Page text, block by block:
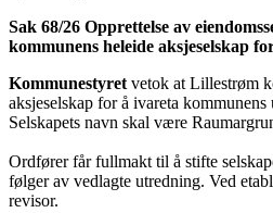
Sak 68/26 Opprettelse av
kommunens heleide aksjeselskap
Kommunestyret vetok at Lillestrøm
aksjeselskap for å ivareta
Selskapets navn skal være
Ordfører får fullmakt til å stifte
følger av vedlagte utredning. Ved
revisor.